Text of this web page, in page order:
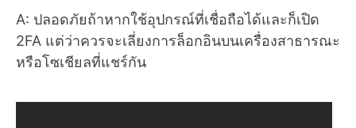
A: ปลอดภัยถ้าหากใช้อุปกรณ์ที่เชื่อถือได้และก็เปิด
2FA แต่ว่าควรจะเลี่ยงการล็อกอินบนเครื่องสาธารณะ
หรือโซเชียลที่แชร์กัน